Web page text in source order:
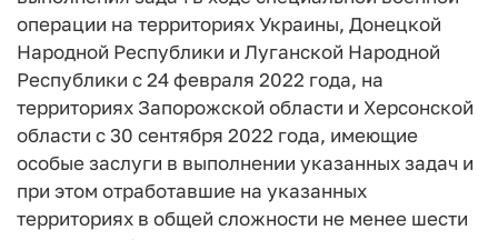
операции на территориях Украины, Донецкой
Народной Республики и Луганской Народной
Республики с 24 февраля 2022 года, на
территориях Запорожской области и Херсонской
области с 30 сентября 2022 года, имеющие
особые заслуги в выполнении указанных задач и
при этом отработавшие на указанных
территориях в общей сложности не менее шести